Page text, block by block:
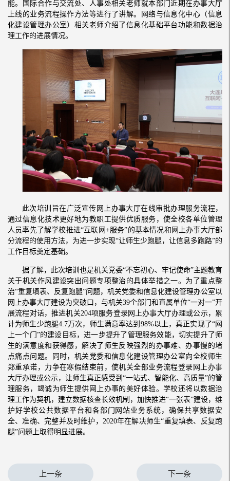
能。国际合作与交流处、人事处相关老师就本部门近期在办事大厅
上线的业务流程操作方法等进行了讲解。网络与信息化中心（信息
化建设管理办公室）相关老师介绍了信息化基础平台功能和数据治
理工作的进展情况。
此次培训旨在广泛宣传网上办事大厅在线审批办理服务流程，
通过信息化技术更好地为教职工提供优质服务，使全校各单位管理
人员率先了解学校推进“互联网+服务”的基本情况和网上办事大厅部
分流程的使用方法，为进一步实现“让师生少跑腿，让信息多跑路”的
工作目标奠定基础。
据了解，此次培训也是机关党委“不忘初心、牢记使命”主题教育
关于机关作风建设突出问题专项整治的具体举措之一。为了重点整
治“重复填表、反复跑腿”问题，机关党委和信息化建设管理办公室以
网上办事大厅建设为突破口，与机关39个部门和直属单位“一对一”开
展流程对话，推进机关204项服务登录网上办事大厅办理或公示，累
计为师生少跑腿4.7万次，师生满意率达到98%以上，真正实现了“网
上一个门”的建设目标，进一步提升了管理服务效能，切实提升了师
生的满意度和获得感，解决了师生反映强烈的办事难、办事慢的堵
点痛点问题。同时，机关党委和信息化建设管理办公室向全校师生
郑重承诺，力争在寒假结束前，使机关全部业务流程登录网上办事
大厅办理或公示，让师生真正感受到“一站式、智能化、高质量”的管
理服务，竭诚为师生提供网上办事的美好体验。学校还将以数据治
理工作为契机，建立数据核查长效机制，加快推进“一张表”建设，维
护好学校公共数据平台和各部门网站业务系统，确保共享数据安
全、准确、完整并及时维护，2020年在解决师生“重复填表、反复跑
腿”问题上取得明显进展。
上一条 下一条